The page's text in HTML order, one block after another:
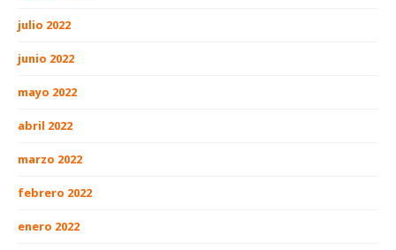
julio 2022
junio 2022
mayo 2022
abril 2022
marzo 2022
febrero 2022
enero 2022